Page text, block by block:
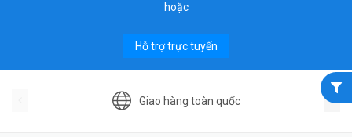
hoặc
Hỗ trợ trực tuyến
Giao hàng toàn quốc